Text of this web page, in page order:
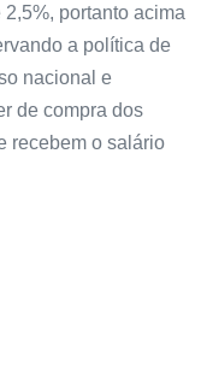
portanto acima
a política de
nacional e
de compra dos
recebem o salário